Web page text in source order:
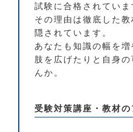
試験に合格されていま
その理由は徹底した
隠されています。
あなたも知識の幅を
肢を広げたりと自身
んか。
受験対策講座・教材の